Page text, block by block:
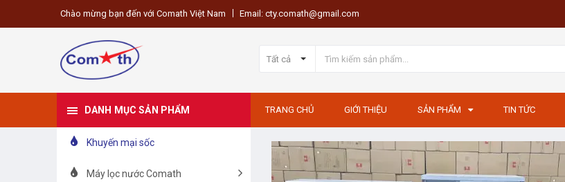
Chào mừng bạn đến với Comath Việt Nam Email: cty.comath@gmail.com
Tất cả
DANH MỤC SẢN PHẨM
Khuyến mại sốc
Máy lọc nước Comath
TRANG CHỦ GIỚI THIỆU SẢN PHẨM TIN TỨC